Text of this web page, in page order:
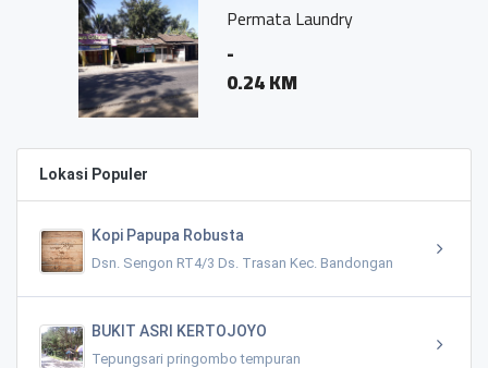
Permata Laundry
-
0.24 KM
Lokasi Populer
Kopi Papupa Robusta
Dsn. Sengon RT4/3 Ds. Trasan Kec. Bandongan
BUKIT ASRI KERTOJOYO
Tepungsari pringombo tempuran